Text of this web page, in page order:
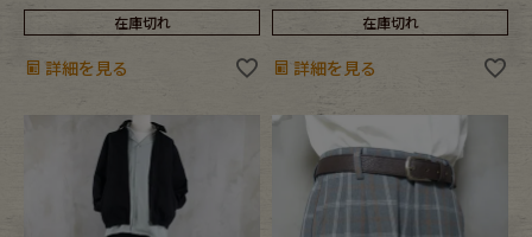
在庫切れ
詳細を見る
在庫切れ
詳細を見る